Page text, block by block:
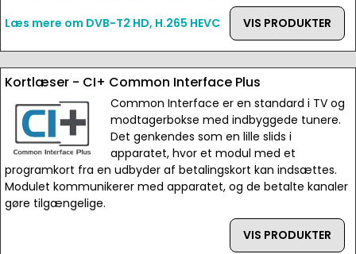
Læs mere om DVB-T2 HD, H.265 HEVC
VIS PRODUKTER
Kortlæser - CI+ Common Interface Plus
Common Interface er en standard i TV og
modtagerbokse med indbyggede tunere.
Det genkendes som en lille slids i
apparatet, hvor et modul med et
programkort fra en udbyder af betalingskort kan indsættes.
Modulet kommunikerer med apparatet, og de betalte kanaler
gøre tilgængelige.
VIS PRODUKTER